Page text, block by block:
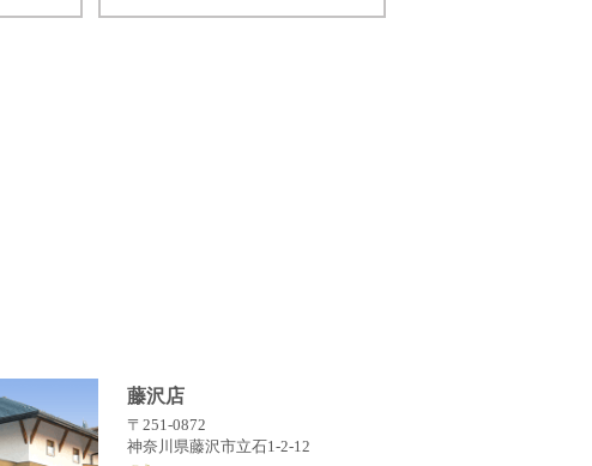
藤沢店
〒251-0872
神奈川県藤沢市立石1-2-12